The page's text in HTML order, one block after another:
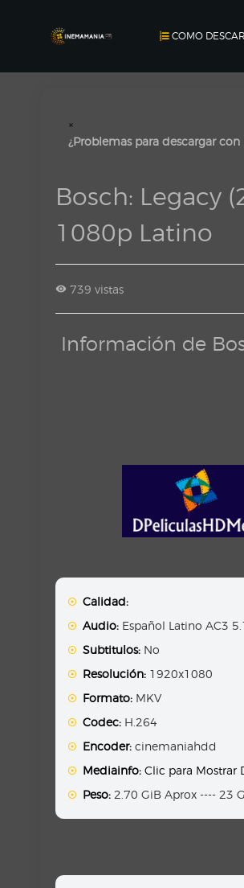
COMO
×
¿Problemas para descargar con
Bosch: Legacy
1080p Latino
739 vistas
Información de
Calidad:
Audio: Español Latino AC3
Subtitulos: No
Resolución: 1920x1080
Formato: MKV
Codec: H.264
Encoder: cinemaniahdd
Mediainfo: Clic para Mostrar
Peso: 2.70 GiB Aprox ---- 23